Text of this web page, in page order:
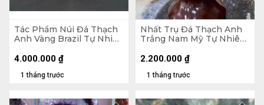
Tác Phẩm Núi Đá Thạch
Anh Vàng Brazil Tự Nhiên
Riêng Đế 5,55kg -
28,6x19,5x15 (cm)
1 tháng trước
4.000.000 ₫
Nhất Trụ Đá Thạch Anh
Trắng Nam Mỹ Tự Nhiên
(cm) - Lên Đế 41,5 x 15,8 x
1 tháng trước
2.200.000 ₫